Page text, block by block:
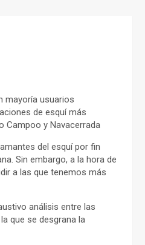
mayoría usuarios
de esquí más
Campoo y Navacerrada
del esquí por fin
Sin embargo, a la hora de
a las que tenemos más
análisis entre las
que se desgrana la